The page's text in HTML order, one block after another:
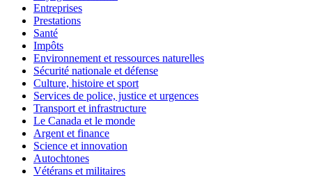
Entreprises
Prestations
Santé
Impôts
Environnement et ressources naturelles
Sécurité nationale et défense
Culture, histoire et sport
Services de police, justice et urgences
Transport et infrastructure
Le Canada et le monde
Argent et finance
Science et innovation
Autochtones
Vétérans et militaires